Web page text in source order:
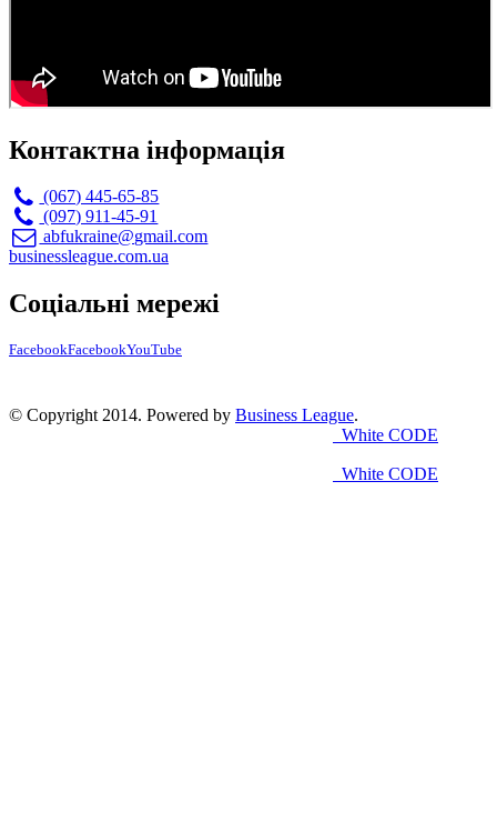
Контактна інформація
(067) 445-65-85
(097) 911-45-91
abfukraine@gmail.com
businessleague.com.ua
Соціальні мережі
FacebookFacebookYouTube
© Copyright 2014. Powered by Business League.
White CODE
White CODE